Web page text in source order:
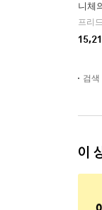
니체
검
이